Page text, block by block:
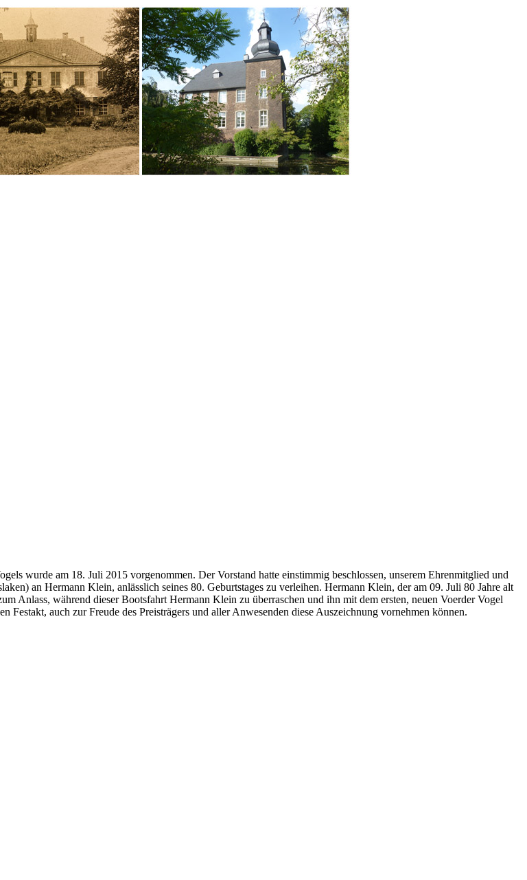
wurde am 18. Juli 2015 vorgenommen. Der Vorstand hatte einstimmig beschlossen, unserem Ehrenmitglied und
an Hermann Klein, anlässlich seines 80. Geburtstages zu verleihen. Hermann Klein, der am 09. Juli 80 Jahre alt
Anlass, während dieser Bootsfahrt Hermann Klein zu überraschen und ihn mit dem ersten, neuen Voerder Vogel
auch zur Freude des Preisträgers und aller Anwesenden diese Auszeichnung vornehmen können.